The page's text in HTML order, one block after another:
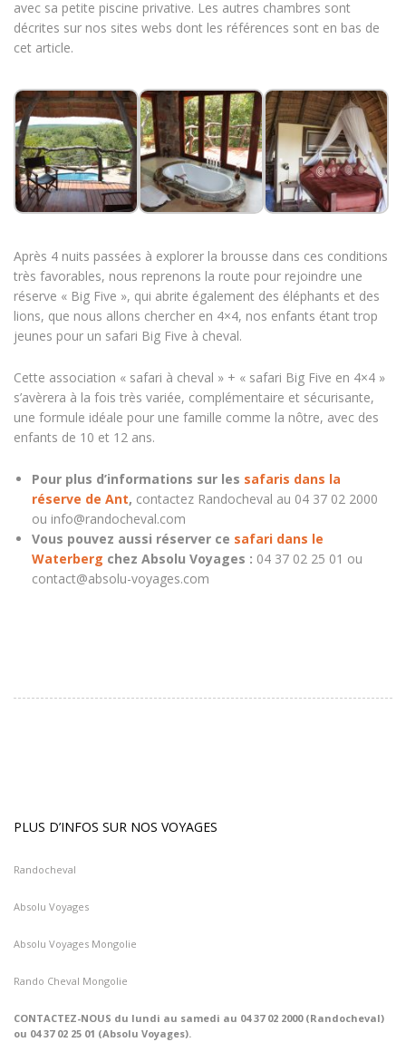
avec sa petite piscine privative. Les autres chambres sont
décrites sur nos sites webs dont les références sont en bas de
cet article.
Après 4 nuits passées à explorer la brousse dans ces conditions
très favorables, nous reprenons la route pour rejoindre une
réserve « Big Five », qui abrite également des éléphants et des
lions, que nous allons chercher en 4×4, nos enfants étant trop
jeunes pour un safari Big Five à cheval.
Cette association « safari à cheval » + « safari Big Five en 4×4 »
s’avèrera à la fois très variée, complémentaire et sécurisante,
une formule idéale pour une famille comme la nôtre, avec des
enfants de 10 et 12 ans.
Pour plus d’informations sur les safaris dans la
réserve de Ant, contactez Randocheval au 04 37 02 2000
ou info@randocheval.com
Vous pouvez aussi réserver ce safari dans le
Waterberg chez Absolu Voyages : 04 37 02 25 01 ou
contact@absolu-voyages.com
PLUS D’INFOS SUR NOS VOYAGES
Randocheval
Absolu Voyages
Absolu Voyages Mongolie
Rando Cheval Mongolie
CONTACTEZ-NOUS du lundi au samedi au 04 37 02 2000 (Randocheval)
ou 04 37 02 25 01 (Absolu Voyages).